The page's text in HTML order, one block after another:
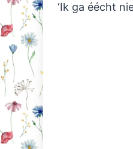
‘Ik ga éécht